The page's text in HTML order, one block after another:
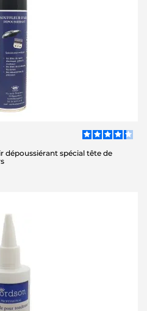
dépoussiérant spécial tête de